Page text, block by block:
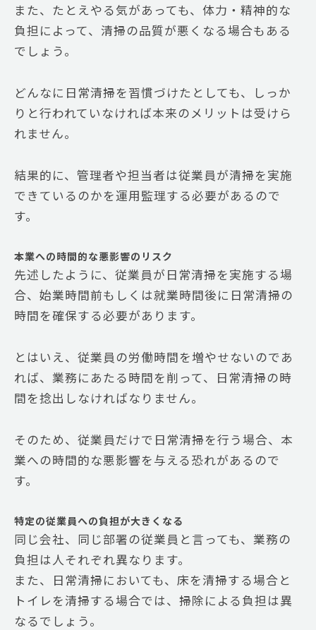
また、たとえやる気があっても、体力・精神的な
負担によって、清掃の品質が悪くなる場合もある
でしょう。
どんなに日常清掃を習慣づけたとしても、しっか
りと行われていなければ本来のメリットは受けら
れません。
結果的に、管理者や担当者は従業員が清掃を実施
できているのかを運用監理する必要があるので
す。
本業への時間的な悪影響のリスク
先述したように、従業員が日常清掃を実施する場
合、始業時間前もしくは就業時間後に日常清掃の
時間を確保する必要があります。
とはいえ、従業員の労働時間を増やせないのであ
れば、業務にあたる時間を削って、日常清掃の時
間を捻出しなければなりません。
そのため、従業員だけで日常清掃を行う場合、本
業への時間的な悪影響を与える恐れがあるので
す。
特定の従業員への負担が大きくなる
同じ会社、同じ部署の従業員と言っても、業務の
負担は人それぞれ異なります。
また、日常清掃においても、床を清掃する場合と
トイレを清掃する場合では、掃除による負担は異
なるでしょう。